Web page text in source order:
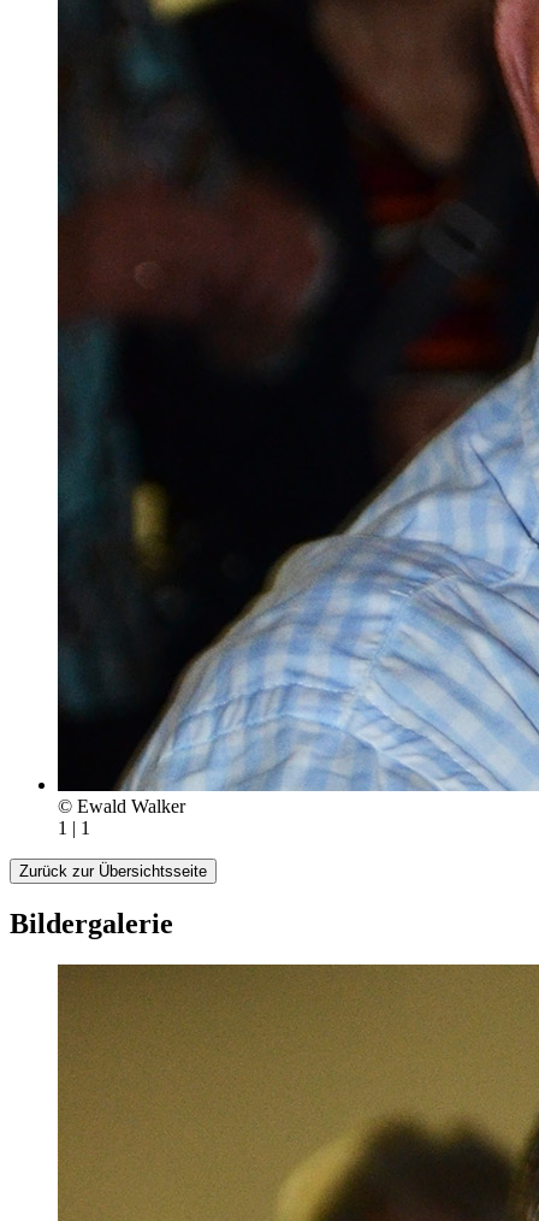
© Ewald Walker
1 | 1
Zurück zur Übersichtsseite
Bildergalerie